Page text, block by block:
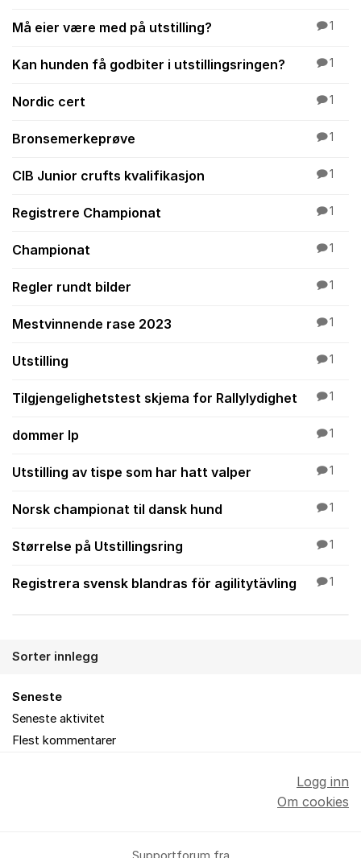
Må eier være med på utstilling? 1
Kan hunden få godbiter i utstillingsringen? 1
Nordic cert 1
Bronsemerkeprøve 1
CIB Junior crufts kvalifikasjon 1
Registrere Championat 1
Championat 1
Regler rundt bilder 1
Mestvinnende rase 2023 1
Utstilling 1
Tilgjengelighetstest skjema for Rallylydighet 1
dommer lp 1
Utstilling av tispe som har hatt valper 1
Norsk championat til dansk hund 1
Størrelse på Utstillingsring 1
Registrera svensk blandras för agilitytävling 1
Sorter innlegg
Seneste
Seneste aktivitet
Flest kommentarer
Logg inn
Om cookies